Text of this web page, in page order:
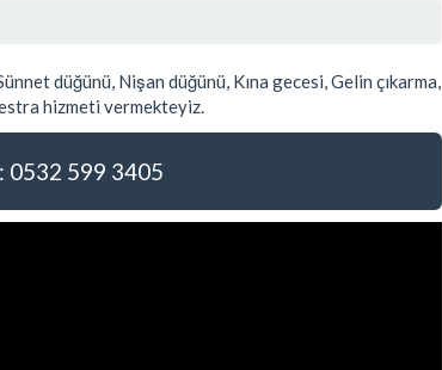
düğünü, Nişan düğünü, Kına gecesi, Gelin çıkarma,
hizmeti vermekteyiz.
0532 599 3405